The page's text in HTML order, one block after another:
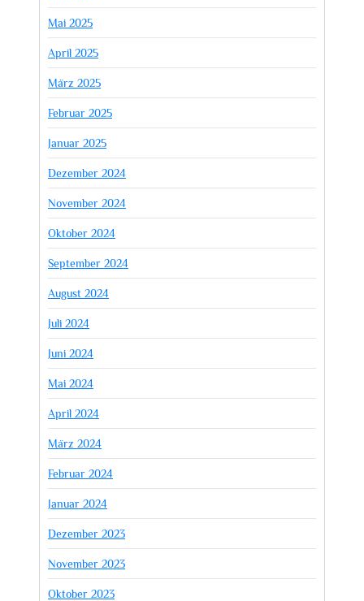
Mai 2025
April 2025
März 2025
Februar 2025
Januar 2025
Dezember 2024
November 2024
Oktober 2024
September 2024
August 2024
Juli 2024
Juni 2024
Mai 2024
April 2024
März 2024
Februar 2024
Januar 2024
Dezember 2023
November 2023
Oktober 2023